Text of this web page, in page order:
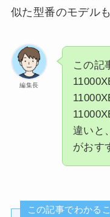
似た型番のモデル
編集長
この記
違いと
がおす
この記事でわかる